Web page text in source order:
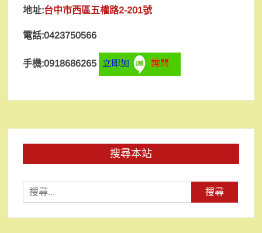
地址:台中市西區五權路2-201號
電話:0423750566
手機:0918686265
搜尋本站
尋
關